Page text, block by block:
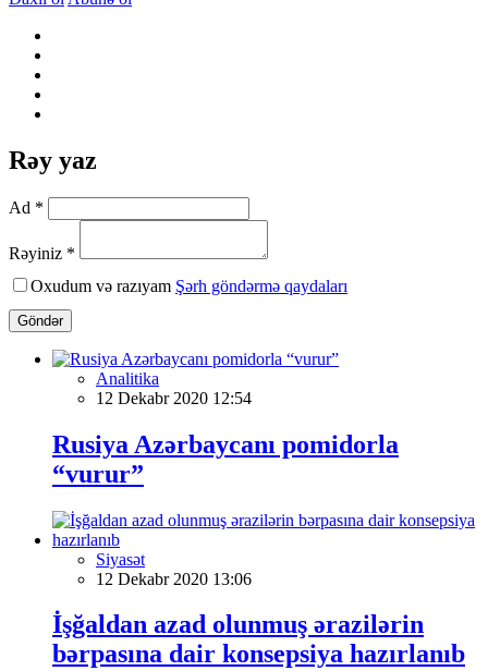
Rəy yaz
Ad *
Rəyiniz *
Oxudum və razıyam Şərh göndərmə qaydaları
Göndər
Analitika
12 Dekabr 2020 12:54
Rusiya Azərbaycanı pomidorla
“vurur”
Siyasət
12 Dekabr 2020 13:06
İşğaldan azad olunmuş ərazilərin
bərpasına dair konsepsiya hazırlanıb